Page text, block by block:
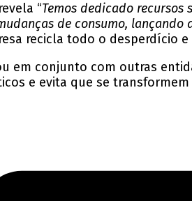
“Temos dedicado recursos
de consumo,
recicla todo o desperdício
em conjunto com outras
e evita que se